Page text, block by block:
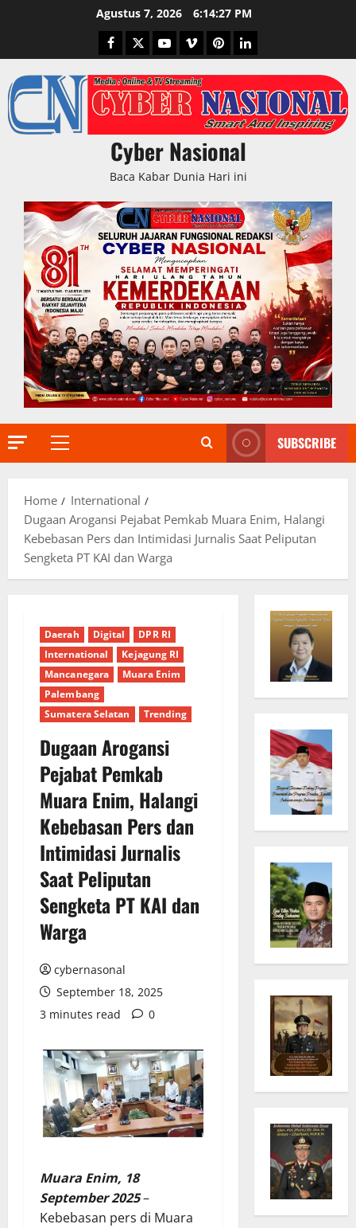
Agustus 7, 2026 6:14:28 PM
Facebook
TwitterYoutubeVimeoPinterestLinkedIn
Cyber Nasional
Baca Kabar Dunia Hari ini
Primary
SUBSCRIBE
Home
International
Dugaan Arogansi Pejabat Pemkab Muara Enim, Halangi
Kebebasan Pers dan Intimidasi Jurnalis Saat Peliputan
Sengketa PT KAI dan Warga
Daerah Digital
DPR RI
International
Kejagung RI
Mancanegara
Muara Enim
Palembang
Sumatera Selatan
Trending
Dugaan Arogansi
Pejabat Pemkab
Muara Enim, Halangi
Kebebasan Pers dan
Intimidasi Jurnalis
Saat Peliputan
Sengketa PT KAI dan
Warga
cybernasonal
September 18, 2025
3 minutes read
0
Muara Enim, 18
September 2025–
Kebebasan pers di Muara